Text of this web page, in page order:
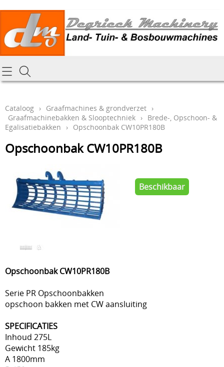
Homepagina
Tractoren & aanbouwdelen
Graafmachines & grondverzet
Generatoren
Specifiek materiaal en actieproducten
Hoe online bestellen
Mijn bestelling laten leveren
Draai-en freeswerk
Onze Repairshop Diensten
Cataloog › Graafmachines & grondverzet ›
Graafmachinebakken & Slooptechniek › Brede-, Opschoon- &
Egalisatiebakken
› Opschoonbak CW10PR180B
Opschoonbak CW10PR180B
Beschikbaar
Opschoonbak CW10PR180B
Serie PR Opschoonbakken
opschoon bakken met CW aansluiting
SPECIFICATIES
Inhoud 275L
Gewicht 185kg
A 1800mm